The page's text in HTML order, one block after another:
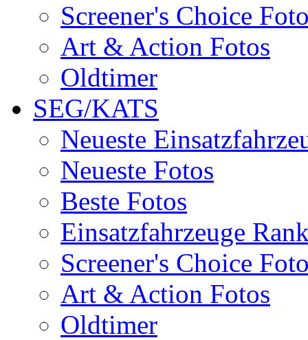
Screener's Choice
Art & Action Fotos
Oldtimer
SEG/KATS
Neueste
Neueste Fotos
Beste Fotos
Einsatzfahrzeuge
Screener's Choice
Art & Action Fotos
Oldtimer